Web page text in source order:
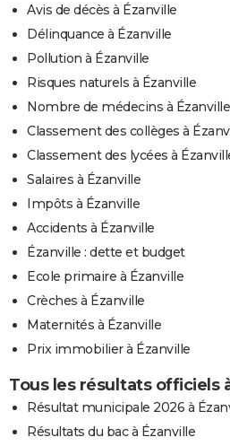
Avis de décès à Ézanville
Délinquance à Ézanville
Pollution à Ézanville
Risques naturels à Ézanville
Nombre de médecins à Ézanville
Classement des collèges à
Classement des lycées à
Salaires à Ézanville
Impôts à Ézanville
Accidents à Ézanville
Ézanville : dette et budget
Ecole primaire à Ézanville
Crèches à Ézanville
Maternités à Ézanville
Prix immobilier à Ézanville
Tous les résultats officiels
Résultat municipale 2026 à
Résultats du bac à Ézanville